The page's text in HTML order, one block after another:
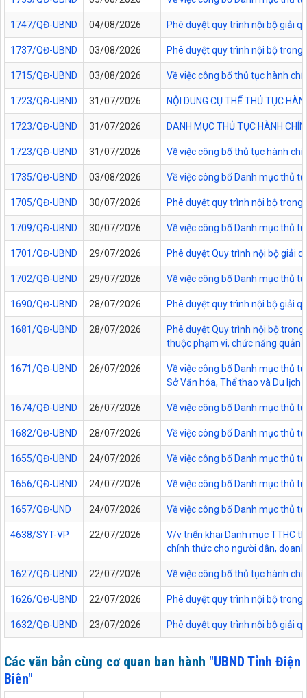
1747/QĐ-UBND 04/08/2026 Phê duyệt quy trình nội bộ giải
1737/QĐ-UBND 03/08/2026 Phê duyệt quy trình nội bộ
1715/QĐ-UBND 03/08/2026 Về việc công bố thủ tục hành
1723/QĐ-UBND 31/07/2026 NỘI DUNG CỤ THỂ THỦ TỤC
1723/QĐ-UBND 31/07/2026 DANH MỤC THỦ TỤC HÀNH
1723/QĐ-UBND 31/07/2026 Về việc công bố thủ tục hành
1735/QĐ-UBND 03/08/2026 Về việc công bố Danh mục thủ
1705/QĐ-UBND 30/07/2026 Phê duyệt quy trình nội bộ
1709/QĐ-UBND 30/07/2026 Về việc công bố Danh mục thủ
1701/QĐ-UBND 29/07/2026 Phê duyệt Quy trình nội bộ giải
1702/QĐ-UBND 29/07/2026 Về việc công bố Danh mục thủ
1690/QĐ-UBND 28/07/2026 Phê duyệt quy trình nội bộ giải
1681/QĐ-UBND 28/07/2026
Phê duyệt Quy trình nội bộ
thuộc phạm vi, chức năng quản
1671/QĐ-UBND 26/07/2026
Về việc công bố Danh mục thủ
Sở Văn hóa, Thể thao và Du lịch
1674/QĐ-UBND 26/07/2026 Về việc công bố Danh mục thủ
1682/QĐ-UBND 28/07/2026 Về việc công bố Danh mục thủ
1655/QĐ-UBND 24/07/2026 Về việc công bố Danh mục thủ
1656/QĐ-UBND 24/07/2026 Về việc công bố Danh mục thủ
1657/QĐ-UND 24/07/2026 Về việc công bố Danh mục thủ
4638/SYT-VP 22/07/2026
V/v triển khai Danh mục TTHC
chính thức cho người dân,
1627/QĐ-UBND 22/07/2026 Về việc công bố thủ tục hành
1626/QĐ-UBND 22/07/2026 Phê duyệt quy trình nội bộ trong
1632/QĐ-UBND 23/07/2026 Phê duyệt quy trình nội bộ giải
Các văn bản cùng cơ quan ban hành "UBND Tỉnh Điện
Biên"